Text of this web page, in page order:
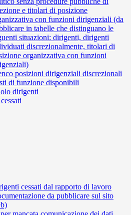
e titolari di posizione
con funzioni dirigenziali (da
in tabelle che distinguano le
situazioni: dirigenti, dirigenti
discrezionalmente, titolari di
organizzativa con funzioni
posizioni dirigenziali discrezionali
di funzione disponibili
dirigenti
cessati dal rapporto di lavoro
da pubblicare sul sito